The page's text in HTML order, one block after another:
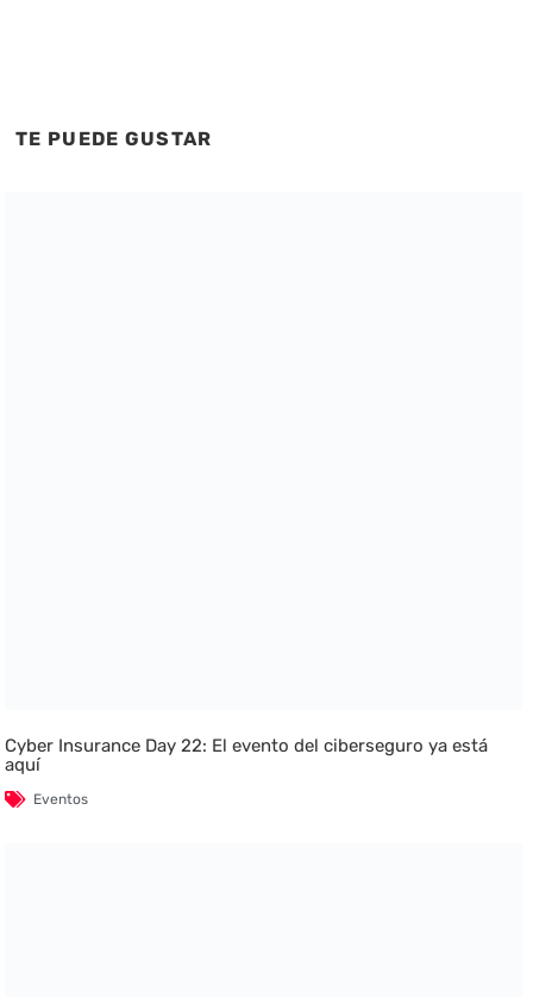
TE PUEDE GUSTAR
Cyber Insurance Day 22: El evento del ciberseguro ya está
aquí
Eventos